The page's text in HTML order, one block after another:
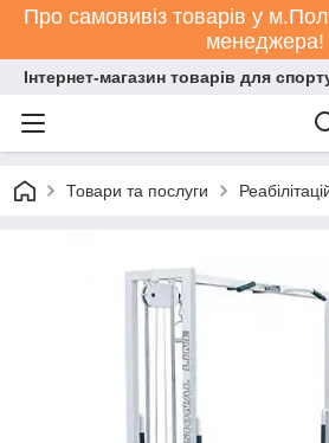
Про самовивіз товарів у
менеджера!
Інтернет-магазин товарів для
Товари та послуги